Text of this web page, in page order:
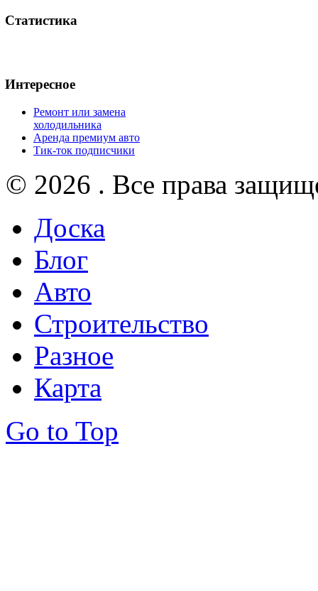
Статистика
Интересное
Ремонт или замена
холодильника
Аренда премиум авто
Тик-ток подписчики
© 2026 . Все права
Доска
Блог
Авто
Строительство
Разное
Карта
Go to Top